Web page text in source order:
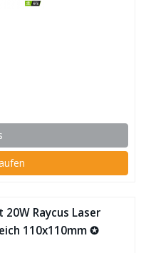
20W Raycus Laser
110x110mm ✪